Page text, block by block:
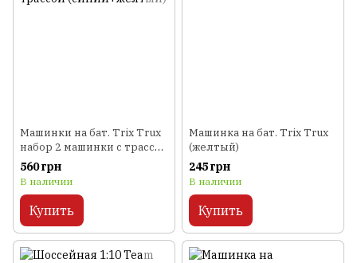
Машинки на бат. Trix Trux
набор 2 машинки с трассой
(синий+желтый)
560 грн
В наличии
Купить
Машинка на бат. Trix Trux
(желтый)
245 грн
В наличии
Купить